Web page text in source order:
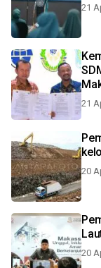
21
21
20
20